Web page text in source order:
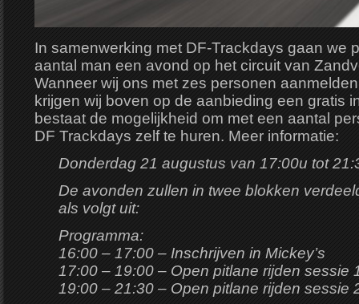
In samenwerking met DF-Trackdays gaan we
aantal man een avond op het circuit van
Wanneer wij ons met zes personen
krijgen wij boven op de aanbieding een gratis
bestaat de mogelijkheid om met een aantal
DF Trackdays zelf te huren. Meer informatie:
Donderdag 21 augustus van 17:00u tot
De avonden zullen in twee blokken
als volgt uit:
Programma:
16:00 – 17:00 – Inschrijven in Mickey’s
17:00 – 19:00 – Open pitlane rijden sessie
19:00 – 21:30 – Open pitlane rijden sessie